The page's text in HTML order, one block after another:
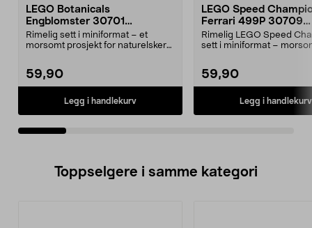
LEGO Botanicals
Engblomster 30701
minipose, fra 9 år
Rimelig sett i miniformat – et
morsomt prosjekt for naturelskere.
59,90
Legg i handlekurv
LEGO Speed
Ferrari 499P 30709
minipose, fra 7 år
Rimelig LEGO Speed
sett i miniformat –
59,90
Legg i handlekurv
Toppselgere i samme kategori